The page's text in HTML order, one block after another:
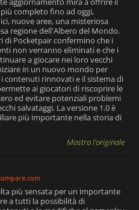
completo fino ad oggi,
nuove aree, una misteriosa
regione dell'Albero del Mondo.
di Pocketpair confermino che i
non verranno eliminati e che i
a giocare nei loro vecchi
in un nuovo mondo per
contenuti rinnovati e il sistema di
ai giocatori di riscoprire le
ed evitare potenziali problemi
salvataggi. La versione 1.0 è
più importante nella storia di
Mostra l'originale
più sensata per un importante
a tutti la possibilità di